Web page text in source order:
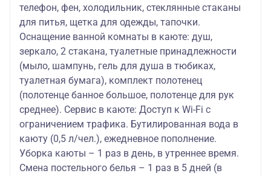
телефон, фен, холодильник, стеклянные стаканы
для питья, щетка для одежды, тапочки.
Оснащение ванной комнаты в каюте: душ,
зеркало, 2 стакана, туалетные принадлежности
(мыло, шампунь, гель для душа в тюбиках,
туалетная бумага), комплект полотенец
(полотенце банное большое, полотенце для рук
среднее). Сервис в каюте: Доступ к Wi-Fi с
ограничением трафика. Бутилированная вода в
каюту (0,5 л/чел.), ежедневное пополнение.
Уборка каюты – 1 раз в день, в утреннее время.
Смена постельного белья – 1 раз в 5 дней (в